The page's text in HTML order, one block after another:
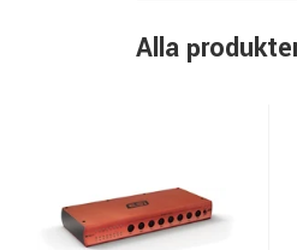
Alla